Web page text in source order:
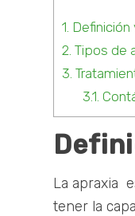
1.
2. Tipos de
3.
3.1.
La apraxia
tener la